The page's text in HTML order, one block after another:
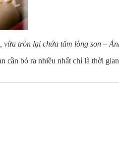
vừa tròn lại chứa tấm lòng son –
cần bỏ ra nhiều nhất chỉ là thời